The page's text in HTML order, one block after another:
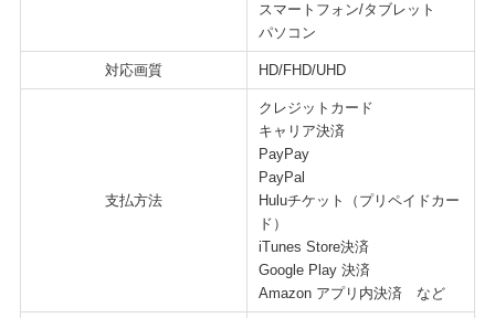
スマートフォン/タブレット
パソコン
対応画質 HD/FHD/UHD
支払方法
クレジットカード
キャリア決済
PayPay
PayPal
Huluチケット（プリペイドカー
ド）
iTunes Store決済
Google Play 決済
Amazon アプリ内決済 など